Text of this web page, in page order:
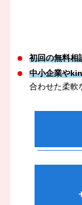
初回の無料相
中小企業や
合わせた柔軟